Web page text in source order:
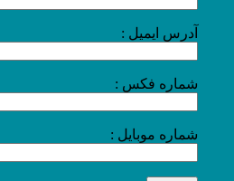
آدرس ایمیل :
شماره فکس :
شماره موبایل :